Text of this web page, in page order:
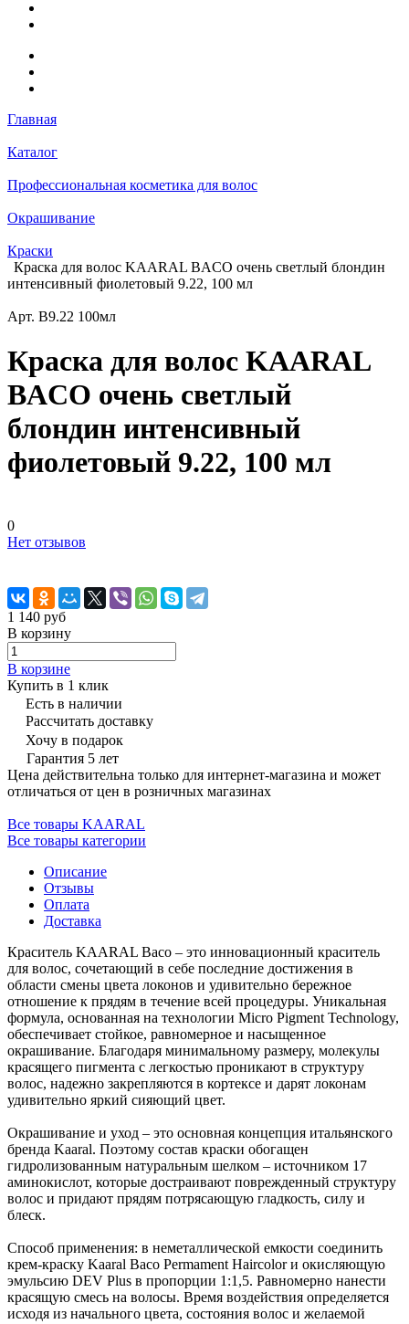
Главная
Каталог
Профессиональная косметика для волос
Окрашивание
Краски
Краска для волос KAARAL BACO очень светлый блондин
интенсивный фиолетовый 9.22, 100 мл
Арт. B9.22 100мл
Краска для волос KAARAL
BACO очень светлый
блондин интенсивный
фиолетовый 9.22, 100 мл
0
Нет отзывов
1 140 руб
В корзину
В корзине
Купить в 1 клик
Есть в наличии
Рассчитать доставку
Хочу в подарок
Гарантия 5 лет
Цена действительна только для интернет-магазина и может
отличаться от цен в розничных магазинах
Все товары KAARAL
Все товары категории
Описание
Отзывы
Оплата
Доставка
Краситель KAARAL Baco – это инновационный краситель
для волос, сочетающий в себе последние достижения в
области смены цвета локонов и удивительно бережное
отношение к прядям в течение всей процедуры. Уникальная
формула, основанная на технологии Micro Pigment Technology,
обеспечивает стойкое, равномерное и насыщенное
окрашивание. Благодаря минимальному размеру, молекулы
красящего пигмента с легкостью проникают в структуру
волос, надежно закрепляются в кортексе и дарят локонам
удивительно яркий сияющий цвет.
Окрашивание и уход – это основная концепция итальянского
бренда Kaaral. Поэтому состав краски обогащен
гидролизованным натуральным шелком – источником 17
аминокислот, которые достраивают поврежденный структуру
волос и придают прядям потрясающую гладкость, силу и
блеск.
Способ применения: в неметаллической емкости соединить
крем-краску Kaaral Baco Permament Haircolor и окисляющую
эмульсию DEV Plus в пропорции 1:1,5. Равномерно нанести
красящую смесь на волосы. Время воздействия определяется
исходя из начального цвета, состояния волос и желаемой